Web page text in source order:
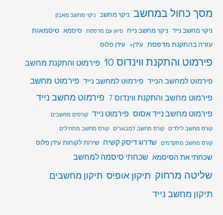
מסך כחול במחשב ניקוי מחשב ניקוי מחשב מאבק
ניקוי מחשב נייד ניקוי מחשב נייח סיוע עם מדפסת סיסמא סיסמאות
עזרה בהתקנת מדפסת עידן+ עידן פלוס
פירמוט והתקנת ווינדוס 10 פירמוט והתקנת מחשב
פירמוט למחשב הנייד פירמוט למחשב נייד פירמוט מחשב
פירמוט מחשב והתקנת ווינדוס 7
פירמוט מחשב נייד
פירמוט מחשב נייד אסוס פירמוט נייד קורסים מחשבים
קורס מחשב לילדים
קורס מחשב למבוגרים
קורס מחשב מתחילים
קורס מחשב מתקדמים
שדרוג דיסק קשיח שירות לקוחות עידן פלוס
שכחתי את הסיסמא שכחתי סיסמה למחשב
שליטה מרחוק תיקון אופיס תיקון מחשבים
תיקון מחשב נייד